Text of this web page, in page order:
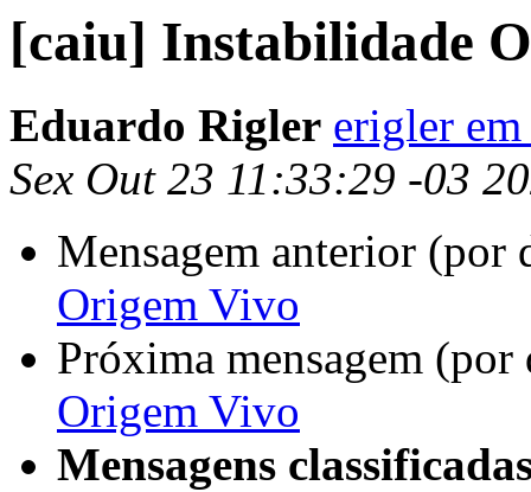
[caiu] Instabilidade
Eduardo Rigler erigler
Sex Out 23 11:33:29 -03
Mensagem anterior (por
Origem Vivo
Próxima mensagem
Origem Vivo
Mensagens